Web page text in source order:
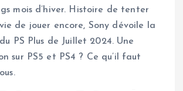
mois d’hiver. Histoire de tenter
de jouer encore, Sony dévoile la
PS Plus de Juillet 2024. Une
sur PS5 et PS4 ? Ce qu’il faut